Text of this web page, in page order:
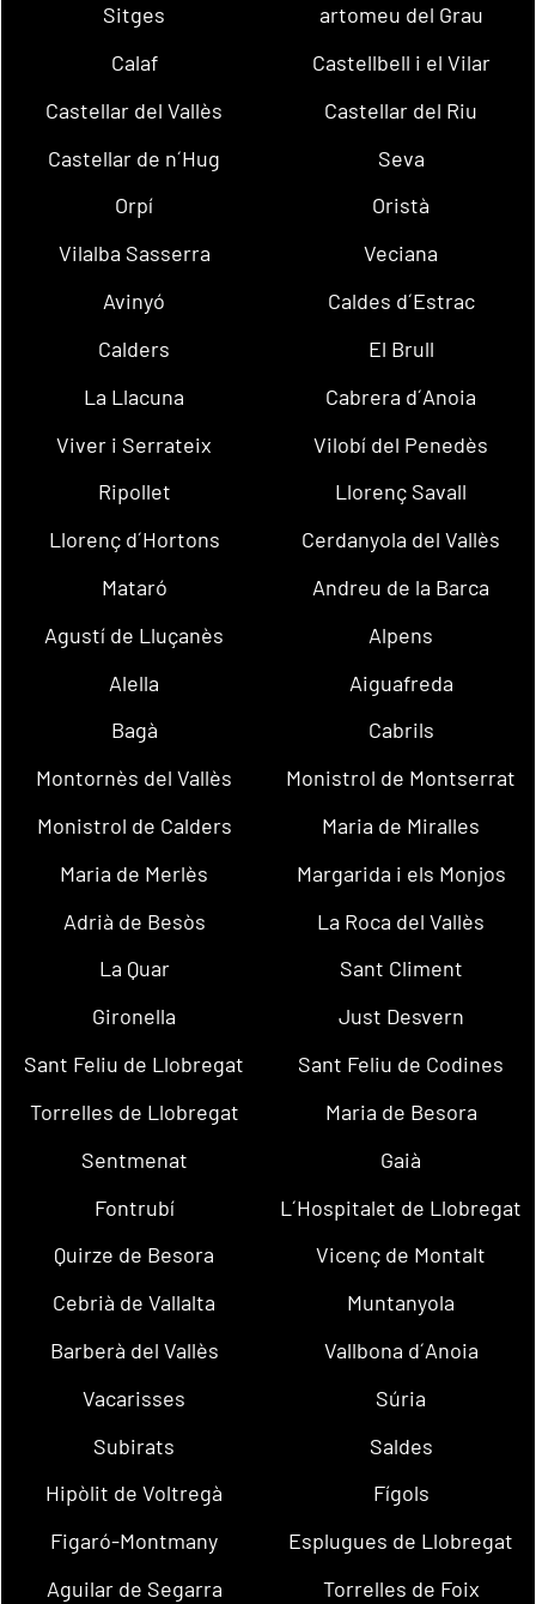
Sitges
artomeu del Grau
Calaf
Castellbell i el Vilar
Castellar del Vallès
Castellar del Riu
Castellar de n´Hug
Seva
Orpí
Oristà
Vilalba Sasserra
Veciana
Avinyó
Caldes d´Estrac
Calders
El Brull
La Llacuna
Cabrera d´Anoia
Viver i Serrateix
Vilobí del Penedès
Ripollet
Llorenç Savall
Llorenç d´Hortons
Cerdanyola del Vallès
Mataró
Andreu de la Barca
Agustí de Lluçanès
Alpens
Alella
Aiguafreda
Bagà
Cabrils
Montornès del Vallès
Monistrol de Montserrat
Monistrol de Calders
Maria de Miralles
Maria de Merlès
Margarida i els Monjos
Adrià de Besòs
La Roca del Vallès
La Quar
Sant Climent
Gironella
Just Desvern
Sant Feliu de Llobregat
Sant Feliu de Codines
Torrelles de Llobregat
Maria de Besora
Sentmenat
Gaià
Fontrubí
L´Hospitalet de Llobregat
Quirze de Besora
Vicenç de Montalt
Cebrià de Vallalta
Muntanyola
Barberà del Vallès
Vallbona d´Anoia
Vacarisses
Súria
Subirats
Saldes
Hipòlit de Voltregà
Fígols
Figaró-Montmany
Esplugues de Llobregat
Aguilar de Segarra
Torrelles de Foix